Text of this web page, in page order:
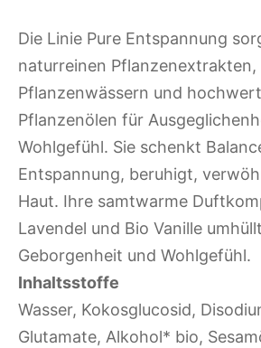
Die Linie Pure Entspannung
naturreinen Pflanzenextrakten,
Pflanzenwässern und
Pflanzenölen für
Wohlgefühl. Sie schenkt
Entspannung, beruhigt,
Haut. Ihre samtwarme
Lavendel und Bio Vanille
Geborgenheit und Wohlgefühl.
Inhaltsstoffe
Wasser, Kokosglucosid,
Glutamate, Alkohol* bio,